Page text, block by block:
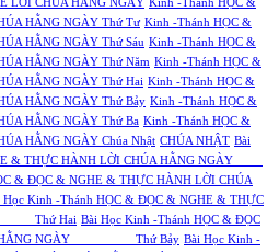
LỜI CHÚA HẰNG NGÀY Kinh -Thánh HỌC &
HẰNG NGÀY Thứ Tư Kinh -Thánh HỌC &
HẰNG NGÀY Thứ Sáu Kinh -Thánh HỌC &
HẰNG NGÀY Thứ Năm Kinh -Thánh HỌC &
HẰNG NGÀY Thứ Hai Kinh -Thánh HỌC &
HẰNG NGÀY Thứ Bảy Kinh -Thánh HỌC &
HẰNG NGÀY Thứ Ba Kinh -Thánh HỌC &
HẰNG NGÀY Chúa Nhật CHÚA NHẬT Bài
& THỰC HÀNH LỜI CHÚA HẰNG NGÀY
& ĐỌC & NGHE & THỰC HÀNH LỜI CHÚA
Học Kinh -Thánh HỌC & ĐỌC & NGHE & THỰC
Thứ Hai Bài Học Kinh -Thánh HỌC & ĐỌC
HẰNG NGÀY Thứ Bảy Bài Học Kinh -